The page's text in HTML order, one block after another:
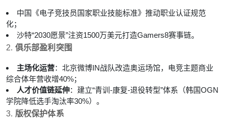
中国《电子竞技员国家职业技能标准》推动职业认证规范
化；
沙特“2030愿景”注资1500万美元打造Gamers8赛事链。
2. 俱乐部盈利突围
主场化运营：北京微博IN战队改造奥运场馆，电竞主题商业
综合体年营收增40%；
人才价值链延伸：建立“青训-康复-退役转型”体系（韩国OGN
学院降低选手淘汰率30%）。
3. 版权保护体系